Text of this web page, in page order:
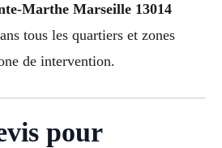
Marthe Marseille 13014
tous les quartiers et zones
de intervention.
pour